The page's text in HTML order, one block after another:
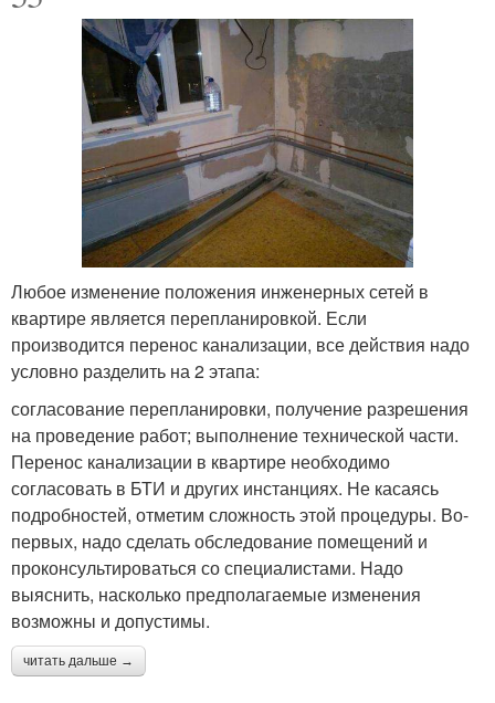
Любое изменение положения инженерных сетей в
квартире является перепланировкой. Если
производится перенос канализации, все действия надо
условно разделить на 2 этапа:
согласование перепланировки, получение разрешения
на проведение работ; выполнение технической части.
Перенос канализации в квартире необходимо
согласовать в БТИ и других инстанциях. Не касаясь
подробностей, отметим сложность этой процедуры. Во-
первых, надо сделать обследование помещений и
проконсультироваться со специалистами. Надо
выяснить, насколько предполагаемые изменения
возможны и допустимы.
читать дальше →